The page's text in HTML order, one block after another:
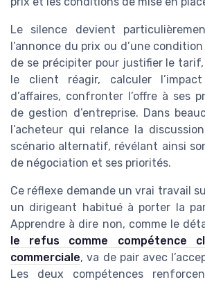
Le silence devient
l’annonce du prix ou d’une
de se précipiter pour justifier le
le client réagir, calculer
d’affaires, confronter l’offre à ses
de gestion d’entreprise. Dans
l’acheteur qui relance la
scénario alternatif, révélant ainsi
de négociation et ses priorités.
Ce réflexe demande un vrai travail
un dirigeant habitué à porter la
Apprendre à dire non, comme le
le refus comme compétence
commerciale, va de pair avec
Les deux compétences